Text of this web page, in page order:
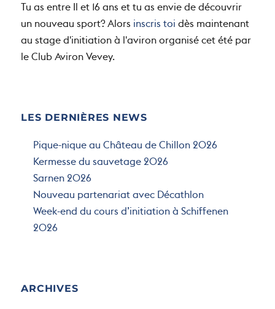
Tu as entre Il et 16 ans et tu as envie de découvrir
un nouveau sport? Alorsinscris toidès maintenant
au stage d'initiation à l'aviron organisé cet été par
le Club Aviron Vevey.
LES DERNIÈRES NEWS
Pique-nique au Château de Chillon 2026
Kermesse du sauvetage 2026
Sarnen 2026
Nouveau partenariat avec Décathlon
Week-end du cours d’initiation à Schiffenen
2026
ARCHIVES